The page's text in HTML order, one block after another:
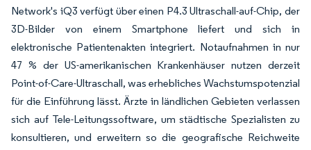
Network's iQ3 verfügt über einen P4.3 Ultraschall-auf-Chip, der
3D-Bilder von einem Smartphone liefert und sich in
elektronische Patientenakten integriert. Notaufnahmen in nur
47 % der US-amerikanischen Krankenhäuser nutzen derzeit
Point-of-Care-Ultraschall, was erhebliches Wachstumspotenzial
für die Einführung lässt. Ärzte in ländlichen Gebieten verlassen
sich auf Tele-Leitungssoftware, um städtische Spezialisten zu
konsultieren, und erweitern so die geografische Reichweite